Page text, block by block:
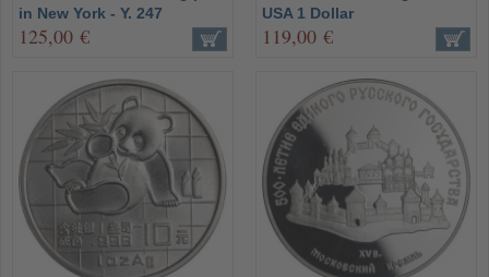
in New York - Y. 247
125,00 €
USA 1 Dollar
119,00 €